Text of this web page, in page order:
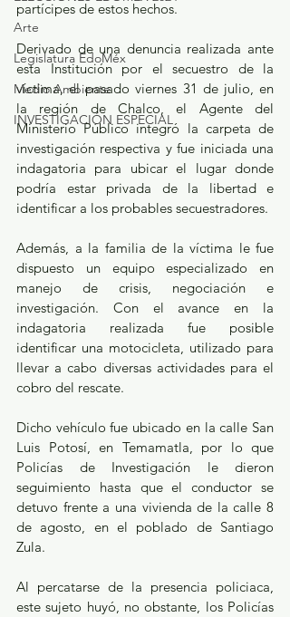
Arte
Legislatura EdoMéx
Medio Ambiente
INVESTIGACIÓN ESPECIAL
partícipes de estos hechos.
Derivado de una denuncia realizada ante
esta Institución por el secuestro de la
víctima, el pasado viernes 31 de julio, en
la región de Chalco, el Agente del
Ministerio Público integró la carpeta de
investigación respectiva y fue iniciada una
indagatoria para ubicar el lugar donde
podría estar privada de la libertad e
identificar a los probables secuestradores.
Además, a la familia de la víctima le fue
dispuesto un equipo especializado en
manejo de crisis, negociación e
investigación. Con el avance en la
indagatoria realizada fue posible
identificar una motocicleta, utilizado para
llevar a cabo diversas actividades para el
cobro del rescate.
Dicho vehículo fue ubicado en la calle San
Luis Potosí, en Temamatla, por lo que
Policías de Investigación le dieron
seguimiento hasta que el conductor se
detuvo frente a una vivienda de la calle 8
de agosto, en el poblado de Santiago
Zula.
Al percatarse de la presencia policiaca,
este sujeto huyó, no obstante, los Policías